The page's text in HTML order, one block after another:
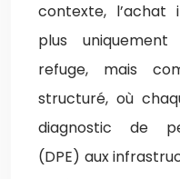
contexte, l’achat
plus
refuge, mais
structuré, où
diagnostic de
(DPE) aux